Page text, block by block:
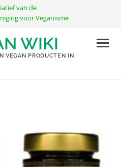
van de
voor Veganisme
WIKI
VEGAN PRODUCTEN IN